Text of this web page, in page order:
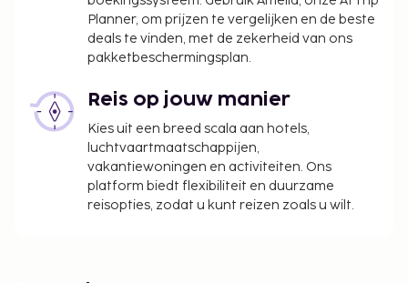
Deze lijst is mogelijk niet volledig. Toeslagen en
borgsommen zijn mogelijk excl. btw en kunnen
Gasten jonger dan 18 jaar oud worden bij deze
accommodatie voor volwassenen niet
toegelaten.
In deze accommodatie zijn huisdieren en
assistentiedieren niet toegestaan.
Planner, om prijzen te vergelijken en de beste
deals te vinden, met de zekerheid van ons
pakketbeschermingsplan.
Reis op jouw manier
Kies uit een breed scala aan hotels,
luchtvaartmaatschappijen,
vakantiewoningen en activiteiten. Ons
platform biedt flexibiliteit en duurzame
reisopties, zodat u kunt reizen zoals u wilt.